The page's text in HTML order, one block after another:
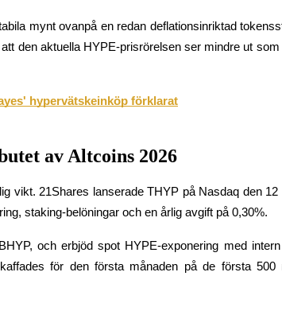
mynt ovanpå en redan deflationsinriktad
den aktuella HYPE-prisrörelsen ser mindre ut
hypervätskeinköp förklarat
av Altcoins 2026
vikt. 21Shares lanserade THYP på Nasdaq den
staking-belöningar och en årlig avgift på 0,30%.
och erbjöd spot HYPE-exponering med
för den första månaden på de första 500